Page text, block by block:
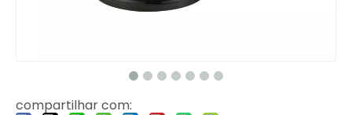
compartilhar com: